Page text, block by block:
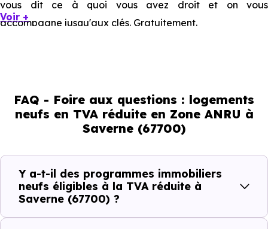
vous dit ce à quoi vous avez droit et on vous
accompagne jusqu'aux clés. Gratuitement.
achat immobilier neuf à Saverne
(67700)
/ 7 % sur un logement neuf à
Saverne (67700),
pas un détail comptable. C'est une économie réelle,
immédiate, sur le prix que vous payez.
Voir +
FAQ - Foire aux questions : logements
neufs en TVA réduite en Zone ANRU à
Saverne (67700)
Y a-t-il des programmes immobiliers
neufs éligibles à la TVA réduite à
Saverne (67700) ?